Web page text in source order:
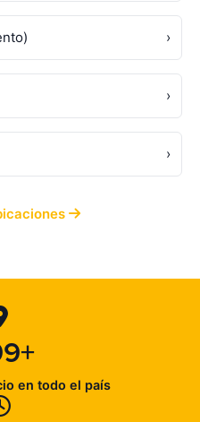
›
›
›
en todo el país